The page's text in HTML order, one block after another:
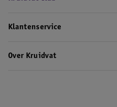
Klantenservice
Over Kruidvat